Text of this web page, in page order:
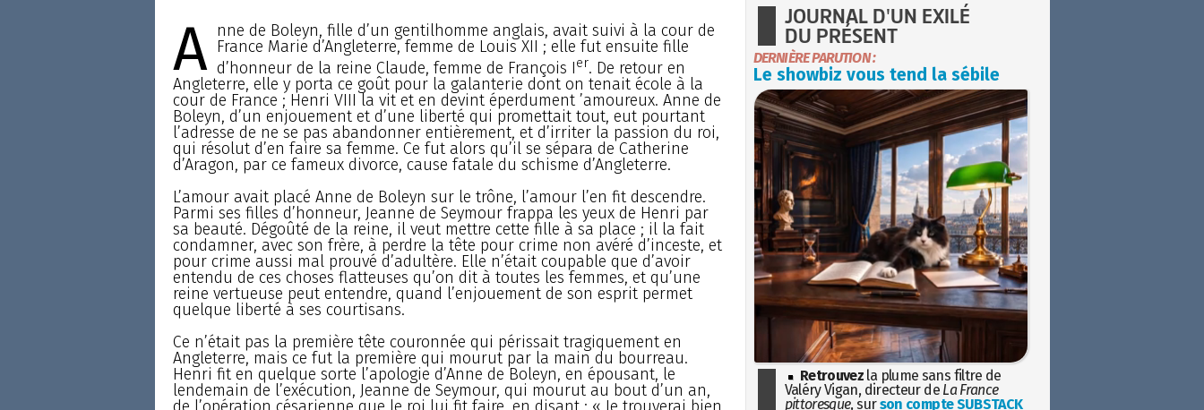
A nne de Boleyn, fille d’un gentilhomme anglais, avait suivi à la cour de
France Marie d’Angleterre, femme de Louis XII ; elle fut ensuite fille
d’honneur de la reine Claude, femme de François Ier. De retour en
Angleterre, elle y porta ce goût pour la galanterie dont on tenait école à la
cour de France ; Henri VIII la vit et en devint éperdument ’amoureux. Anne de
Boleyn, d’un enjouement et d’une liberté qui promettait tout, eut pourtant
l’adresse de ne se pas abandonner entièrement, et d’irriter la passion du roi,
qui résolut d’en faire sa femme. Ce fut alors qu’il se sépara de Catherine
d’Aragon, par ce fameux divorce, cause fatale du schisme d’Angleterre.
L’amour avait placé Anne de Boleyn sur le trône, l’amour l’en fit descendre.
Parmi ses filles d’honneur, Jeanne de Seymour frappa les yeux de Henri par
sa beauté. Dégoûté de la reine, il veut mettre cette fille à sa place ; il la fait
condamner, avec son frère, à perdre la tête pour crime non avéré d’inceste, et
pour crime aussi mal prouvé d’adultère. Elle n’était coupable que d’avoir
entendu de ces choses flatteuses qu’on dit à toutes les femmes, et qu’une
reine vertueuse peut entendre, quand l’enjouement de son esprit permet
quelque liberté à ses courtisans.
Ce n’était pas la première tête couronnée qui périssait tragiquement en
Angleterre, mais ce fut la première qui mourut par la main du bourreau.
Henri fit en quelque sorte l’apologie d’Anne de Boleyn, en épousant, le
lendemain de l’exécution, Jeanne de Seymour, qui mourut au bout d’un an,
JOURNAL D'UN EXILÉ
DU PRÉSENT
DERNIÈRE PARUTION :
Le showbiz vous tend la sébile
Retrouvez la plume sans filtre de
Valéry Vigan, directeur de La France
pittoresque, surson compte SUBSTACK